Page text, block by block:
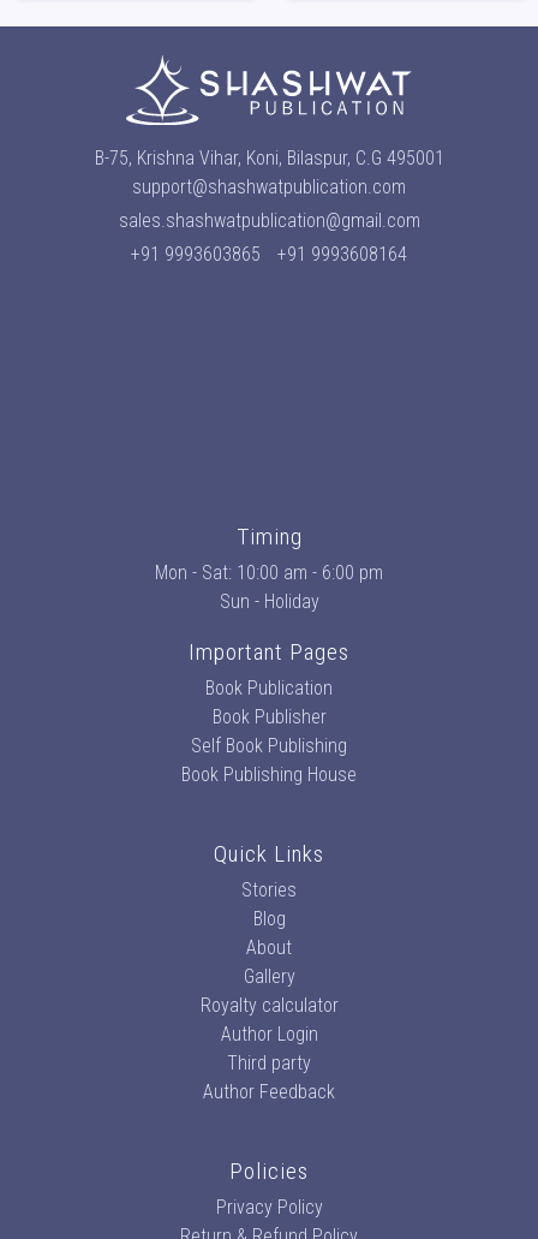
B-75, Krishna Vihar, Koni, Bilaspur, C.G 495001
support@shashwatpublication.com
sales.shashwatpublication@gmail.com
+91 9993603865
+91 9993608164
Timing
Mon - Sat: 10:00 am - 6:00 pm
Sun - Holiday
Important Pages
Book Publication
Book Publisher
Self Book Publishing
Book Publishing House
Quick Links
Stories
Blog
About
Gallery
Royalty calculator
Author Login
Third party
Author Feedback
Policies
Privacy Policy